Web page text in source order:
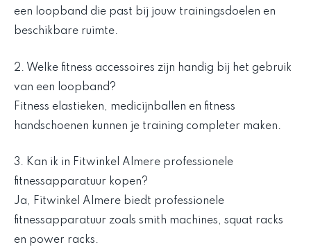
een loopband die past bij jouw trainingsdoelen en
beschikbare ruimte.
2. Welke fitness accessoires zijn handig bij het gebruik
van een loopband?
Fitness elastieken, medicijnballen en fitness
handschoenen kunnen je training completer maken.
3. Kan ik in Fitwinkel Almere professionele
fitnessapparatuur kopen?
Ja, Fitwinkel Almere biedt professionele
fitnessapparatuur zoals smith machines, squat racks
en power racks.